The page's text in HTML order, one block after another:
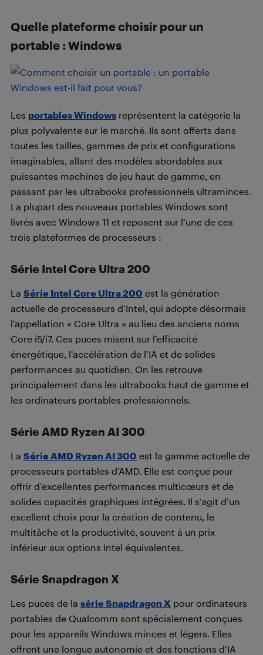
Quelle plateforme choisir pour un
portable : Windows
Les portables Windows représentent la catégorie la
plus polyvalente sur le marché. Ils sont offerts dans
toutes les tailles, gammes de prix et configurations
imaginables, allant des modèles abordables aux
puissantes machines de jeu haut de gamme, en
passant par les ultrabooks professionnels ultraminces.
La plupart des nouveaux portables Windows sont
livrés avec Windows 11 et reposent sur l’une de ces
trois plateformes de processeurs :
Série Intel Core Ultra 200
La Série Intel Core Ultra 200 est la génération
actuelle de processeurs d’Intel, qui adopte désormais
l’appellation « Core Ultra » au lieu des anciens noms
Core i5/i7. Ces puces misent sur l’efficacité
énergétique, l’accélération de l’IA et de solides
performances au quotidien. On les retrouve
principalement dans les ultrabooks haut de gamme et
les ordinateurs portables professionnels.
Série AMD Ryzen AI 300
La Série AMD Ryzen AI 300 est la gamme actuelle de
processeurs portables d’AMD. Elle est conçue pour
offrir d’excellentes performances multicœurs et de
solides capacités graphiques intégrées. Il s’agit d’un
excellent choix pour la création de contenu, le
multitâche et la productivité, souvent à un prix
inférieur aux options Intel équivalentes.
Série Snapdragon X
Les puces de la série Snapdragon X pour ordinateurs
portables de Qualcomm sont spécialement conçues
pour les appareils Windows minces et légers. Elles
offrent une longue autonomie et des fonctions d’IA